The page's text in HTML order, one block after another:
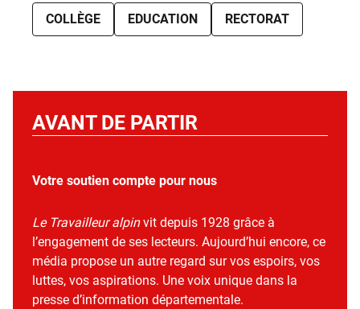
COLLÈGE EDUCATION RECTORAT
AVANT DE PARTIR
Votre soutien compte pour nous
Le Travailleur alpinvit depuis 1928 grâce à
l’engagement de ses lecteurs. Aujourd’hui encore, ce
média propose un autre regard sur vos espoirs, vos
luttes, vos aspirations. Une voix unique dans la
presse d’information départementale.